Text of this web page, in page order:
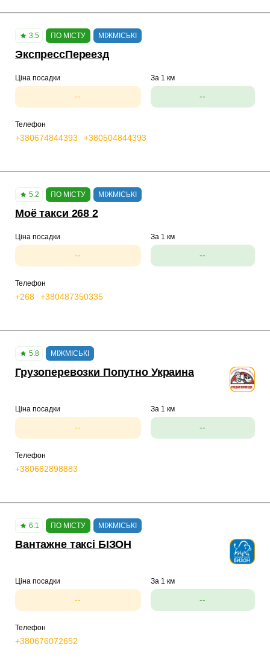
3.5 ПО МІСТУ МІЖМІСЬКІ
ЭкспрессПереезд
Ціна посадки
--
За 1 км
--
Телефон
+380674844393 +380504844393
5.2 ПО МІСТУ МІЖМІСЬКІ
Моё такси 268 2
Ціна посадки
--
За 1 км
--
Телефон
+268 +380487350335
5.8 МІЖМІСЬКІ
Грузоперевозки Попутно Украина
Ціна посадки
--
За 1 км
--
Телефон
+380662898883
6.1 ПО МІСТУ МІЖМІСЬКІ
Вантажне таксі БІЗОН
Ціна посадки
--
За 1 км
--
Телефон
+380676072652